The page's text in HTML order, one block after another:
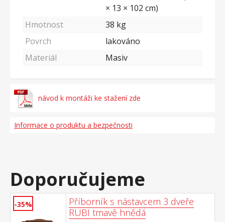
× 13 × 102 cm)
Hmotnost
38 kg
Povrch
lakováno
Materiál
Masiv
návod k montáži ke stažení zde
Informace o produktu a bezpečnosti
Doporučujeme
-35%
Příborník s nástavcem 3 dveře
RUBI tmavě hnědá